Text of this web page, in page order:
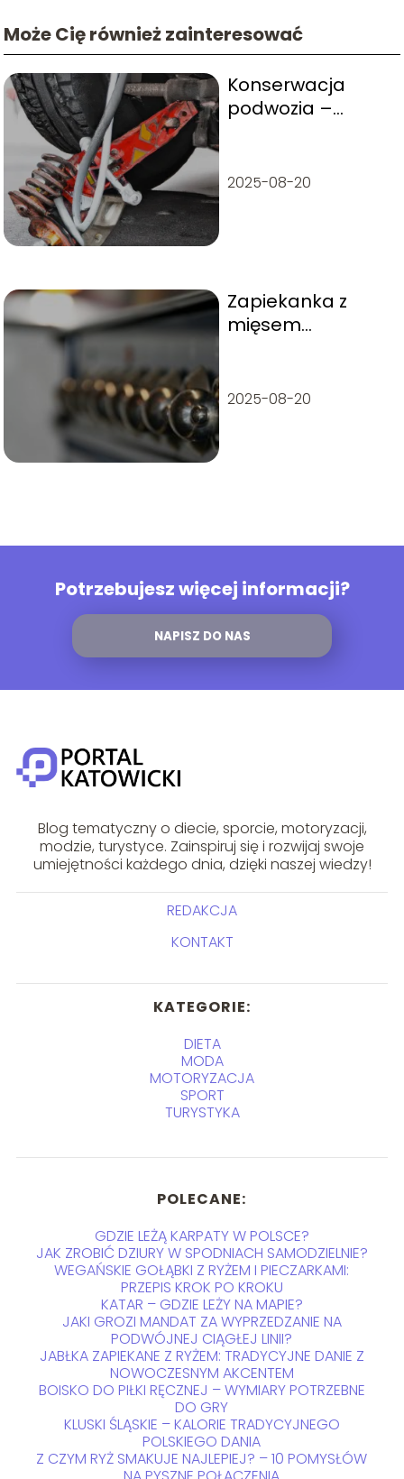
Może Cię również zainteresować
Konserwacja
podwozia –
2025-08-20
Zapiekanka z
mięsem
2025-08-20
Potrzebujesz więcej informacji?
NAPISZ DO NAS
Blog tematyczny o diecie, sporcie, motoryzacji,
modzie, turystyce. Zainspiruj się i rozwijaj swoje
umiejętności każdego dnia, dzięki naszej wiedzy!
REDAKCJA
KONTAKT
KATEGORIE:
DIETA
MODA
MOTORYZACJA
SPORT
TURYSTYKA
POLECANE:
GDZIE LEŻĄ KARPATY W POLSCE?
JAK ZROBIĆ DZIURY W SPODNIACH SAMODZIELNIE?
WEGAŃSKIE GOŁĄBKI Z RYŻEM I PIECZARKAMI:
PRZEPIS KROK PO KROKU
KATAR – GDZIE LEŻY NA MAPIE?
JAKI GROZI MANDAT ZA WYPRZEDZANIE NA
PODWÓJNEJ CIĄGŁEJ LINII?
JABŁKA ZAPIEKANE Z RYŻEM: TRADYCYJNE DANIE Z
NOWOCZESNYM AKCENTEM
BOISKO DO PIŁKI RĘCZNEJ – WYMIARY POTRZEBNE
DO GRY
KLUSKI ŚLĄSKIE – KALORIE TRADYCYJNEGO
POLSKIEGO DANIA
Z CZYM RYŻ SMAKUJE NAJLEPIEJ? – 10 POMYSŁÓW